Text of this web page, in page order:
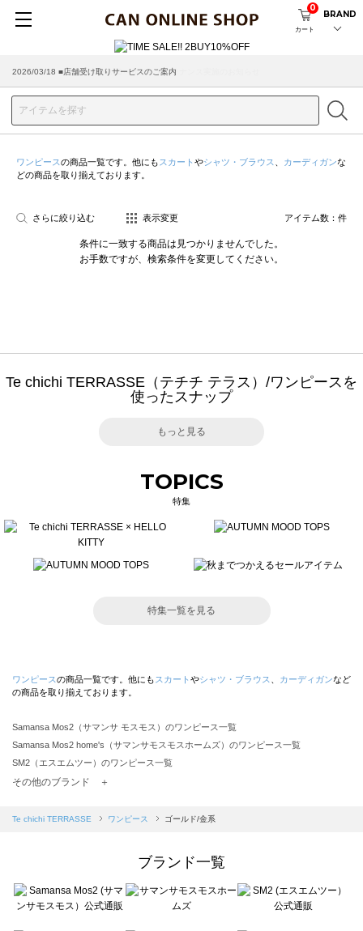
カート
0
BRAND
2026/08/04 ■8/13(木)AM2:00～サイトメンテナンス実施のお知らせ
2026/03/18 ■店舗受け取りサービスのご案内
ワンピースの商品一覧です。他にも スカート やシャツ・ブラウス カーディガンな
どの商品を取り揃えております。
さらに絞り込む 表示変更 アイテム数： 件
条件に一致する商品は見つかりませんでした。
お手数ですが、検索条件を変更してください。
Te chichi TERRASSE（テチチ テラス）/ワンピースを
使ったスナップ
もっと見る
TOPICS
特集
特集一覧を見る
ワンピースの商品一覧です。他にも スカート やシャツ・ブラウス カーディガンなど
の商品を取り揃えております。
Samansa Mos2（サマンサ モスモス）のワンピース一覧
Samansa Mos2 home's（サマンサモスモスホームズ）のワンピース一覧
SM2（エスエムツー）のワンピース一覧
TSUHARU by Samansa Mos2（ツハルバイサマンサモスモス）のワンピース一覧
Samansa Mos2 blue（サマンサモスモス ブルー）のワンピース一覧
sō4ū（ソウフォーユー）のワンピース一覧
Te chichi（テチチ）のワンピース一覧
Te chichi CLASSIC（テチチ クラシック）のワンピース一覧
その他のブランド ＋
Te chichi TERRASSE ワンピース ゴールド/金系
ブランド一覧